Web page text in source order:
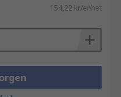
154,22 kr/enhet